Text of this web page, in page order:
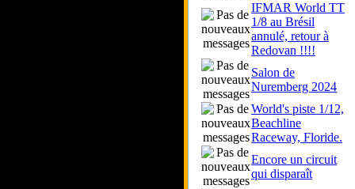
IFMAR World TT
1/8 au Brésil
annulé, retour à
Redovan !!!!
Salon de
Nuremberg 2024
World's piste 1/12,
Beachline
Raceway, Floride.
Encore un circuit
qui disparaît